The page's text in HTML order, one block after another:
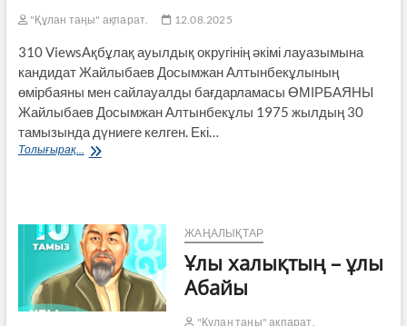
"Құлан таңы" ақпарат. 12.08.2025
310 ViewsАқбұлақ ауылдық округінің әкімі лауазымына
кандидат Жайлыбаев Досымжан Алтынбекұлының
өмірбаяны мен сайлауалды бағдарламасы ӨМІРБАЯНЫ
Жайлыбаев Досымжан Алтынбекұлы 1975 жылдың 30
тамызында дүниеге келген. Екі…
Толығырақ... Ақбұлақ
кандидат
Жайлыбаев
Досымжан
Алтынбекұлының
өмірбаяны
мен
ЖАҢАЛЫҚТАР
Ұлы халықтың – ұлы
Абайы
"Құлан таңы" ақпарат.